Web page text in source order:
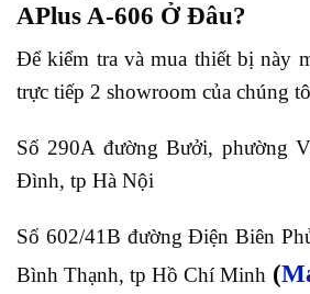
APlus A-606 Ở Đâu?
Để kiểm tra và mua thiết bị này
trực tiếp 2 showroom của chúng
Số 290A đường Bưởi, phường
Đình, tp Hà Nội
Số 602/41B đường Điện Biên
Bình Thạnh, tp Hồ Chí Minh (